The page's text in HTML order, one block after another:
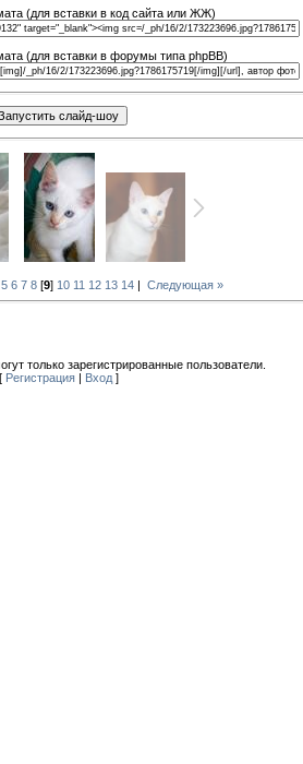
(для вставки в код сайта или ЖЖ)
(для вставки в форумы типа phpBB)
5 6 7 8[9] 10 11 12 13 14| Следующая »
только зарегистрированные пользователи.
[ Регистрация Вход ]